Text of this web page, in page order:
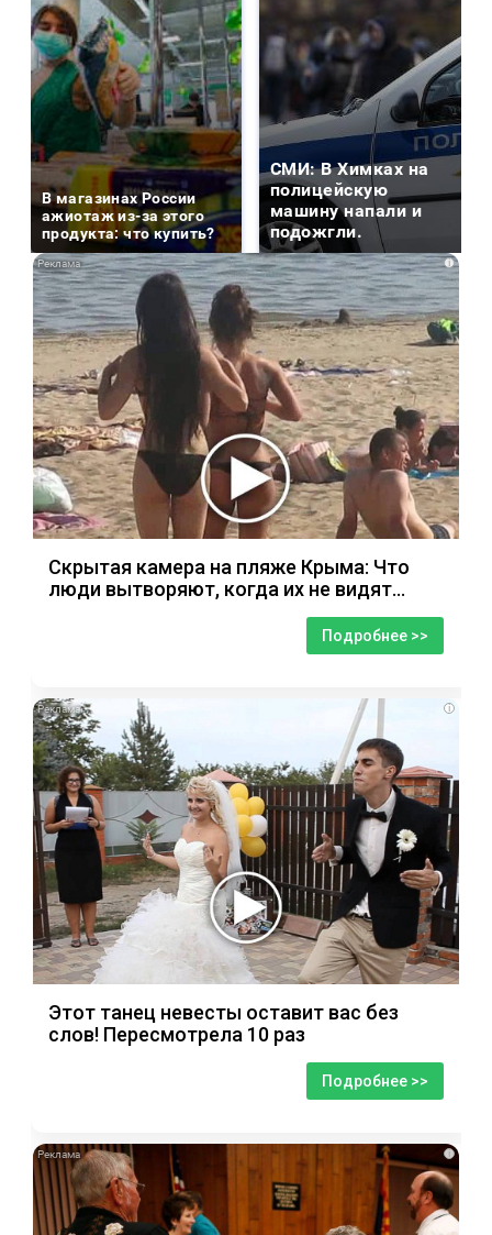
В магазинах России
ажиотаж из-за этого
продукта: что купить?
СМИ: В Химках на
полицейскую
машину напали и
подожгли.
i
Скрытая камера на пляже Крыма: Что
люди вытворяют, когда их не видят...
Подробнее >>
i
Этот танец невесты оставит вас без
слов! Пересмотрела 10 раз
Подробнее >>
i